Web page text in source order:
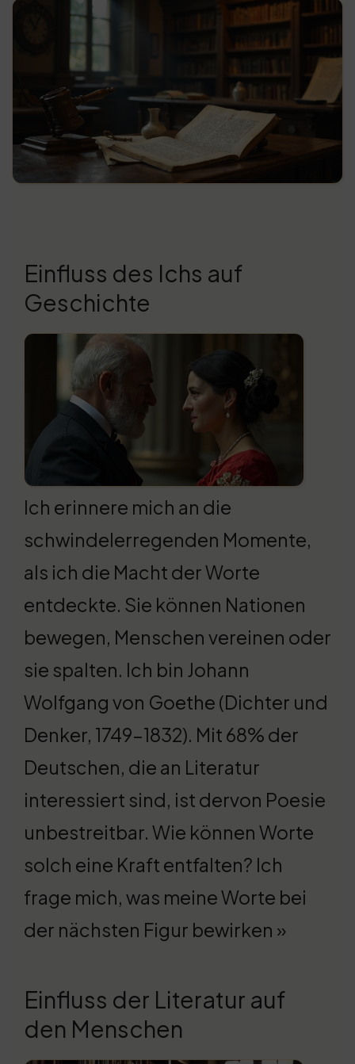
Einfluss des Ichs auf
Geschichte
Ich erinnere mich an die
schwindelerregenden Momente,
als ich die Macht der Worte
entdeckte. Sie können Nationen
bewegen, Menschen vereinen oder
sie spalten. Ich bin Johann
Wolfgang von Goethe (Dichter und
Denker, 1749-1832). Mit 68% der
Deutschen, die an Literatur
interessiert sind, ist dervon Poesie
unbestreitbar. Wie können Worte
solch eine Kraft entfalten? Ich
frage mich, was meine Worte bei
der nächsten Figur bewirken »
Einfluss der Literatur auf
den Menschen